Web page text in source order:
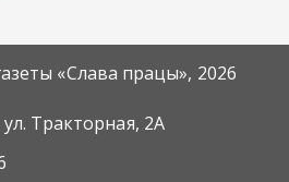
«Слава працы», 2026
Тракторная, 2А